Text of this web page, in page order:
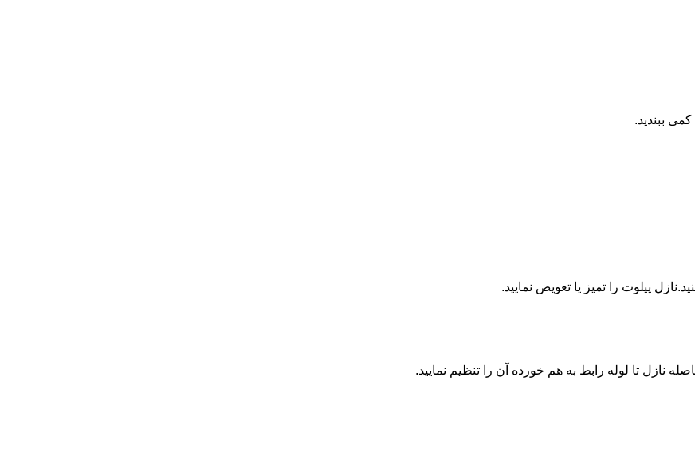
ببندید.
پیلوت را تمیز یا تعویض نمایید.
نازل تا لوله رابط به هم خورده آن را تنظیم نمایید.